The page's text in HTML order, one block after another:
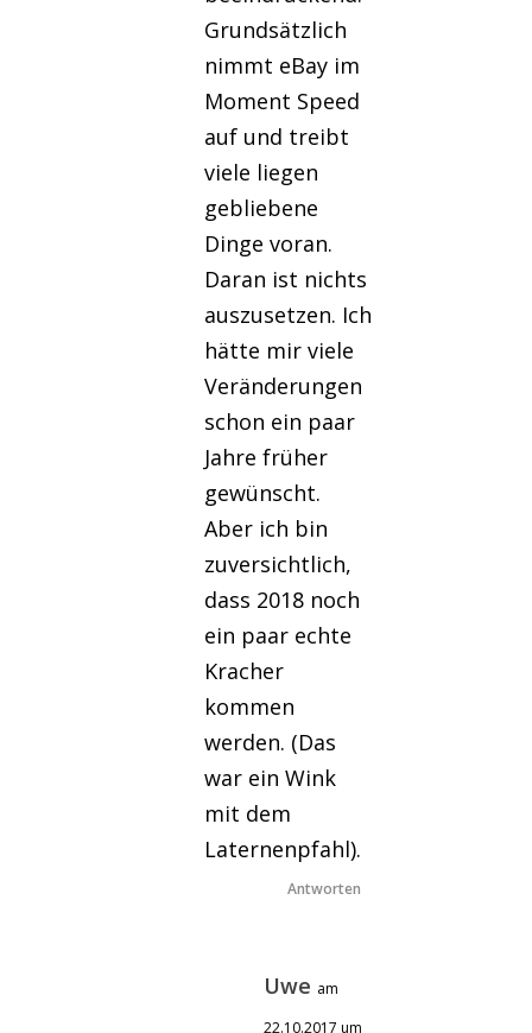
Grundsätzlich
nimmt eBay im
Moment Speed
auf und treibt
viele liegen
gebliebene
Dinge voran.
Daran ist nichts
auszusetzen. Ich
hätte mir viele
Veränderungen
schon ein paar
Jahre früher
gewünscht.
Aber ich bin
zuversichtlich,
dass 2018 noch
ein paar echte
Kracher
kommen
werden. (Das
war ein Wink
mit dem
Laternenpfahl).
Antworten
Uwe am
22.10.2017 um